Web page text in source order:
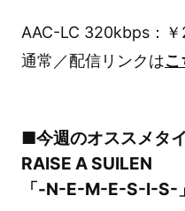
AAC-LC 320kbps：￥
通常／配信リンクはこ
■今週のオススメタ
RAISE A SUILEN
「-N-E-M-E-S-I-S-」